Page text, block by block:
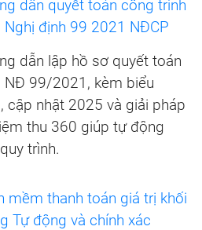
dẫn quyết toán công trình
Nghị định 99 2021 NĐCP
dẫn lập hồ sơ quyết toán
NĐ 99/2021, kèm biểu
cập nhật 2025 và giải pháp
thu 360 giúp tự động
trình.
mềm thanh toán giá trị khối
Tự động và chính xác